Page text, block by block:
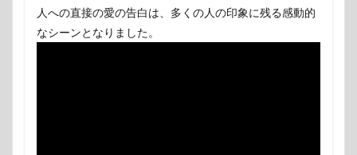
人への直接の愛の告白は、多くの人の印象に残る感動的
なシーンとなりました。